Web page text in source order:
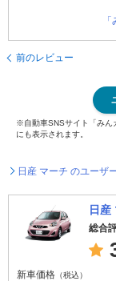
前のレビュー
※自動車SNSサイト「みん
にも表示されます。
日産 マーチ のユーザ
日産
総合
新車価格 （税込）